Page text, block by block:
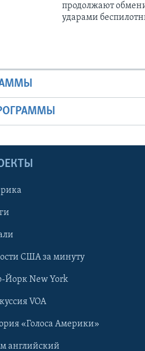
продолжают
ударами
США за минуту
Йорк New York
VOA
«Голоса Америки»
английский